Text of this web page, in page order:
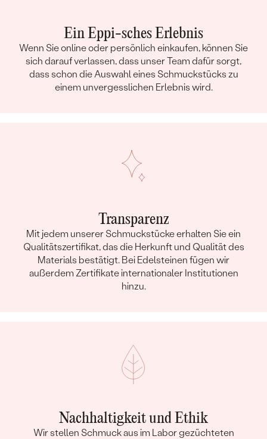
Ein Eppi-sches Erlebnis
Wenn Sie online oder persönlich einkaufen, können Sie
sich darauf verlassen, dass unser Team dafür sorgt,
dass schon die Auswahl eines Schmuckstücks zu
einem unvergesslichen Erlebnis wird.
Transparenz
Mit jedem unserer Schmuckstücke erhalten Sie ein
Qualitätszertifikat, das die Herkunft und Qualität des
Materials bestätigt. Bei Edelsteinen fügen wir
außerdem Zertifikate internationaler Institutionen
hinzu.
Nachhaltigkeit und Ethik
Wir stellen Schmuck aus im Labor gezüchteten